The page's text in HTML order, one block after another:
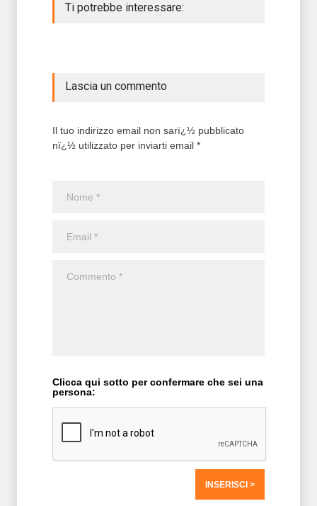
Ti potrebbe interessare:
Lascia un commento
Il tuo indirizzo email non sarï¿½ pubblicato
nï¿½ utilizzato per inviarti email *
Clicca qui sotto per confermare che sei una
persona: